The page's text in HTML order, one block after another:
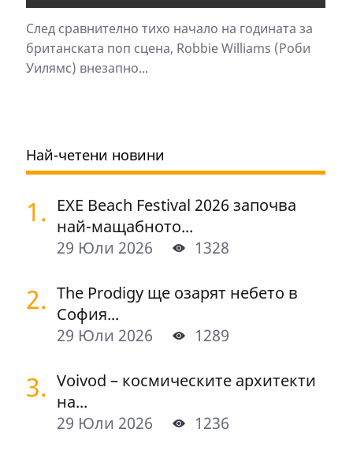
След сравнително тихо начало на годината за
британската поп сцена, Robbie Williams (Роби
Уилямс) внезапно...
Най-четени новини
1. EXE Beach Festival 2026 започва
най-мащабното...
29 Юли 2026
1328
2. The Prodigy ще озарят небето в
София...
29 Юли 2026
1289
3. Voivod – космическите архитекти
на...
29 Юли 2026
1236